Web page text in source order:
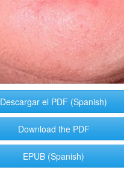
Descargar el PDF (Spanish)
Download the PDF
EPUB (Spanish)